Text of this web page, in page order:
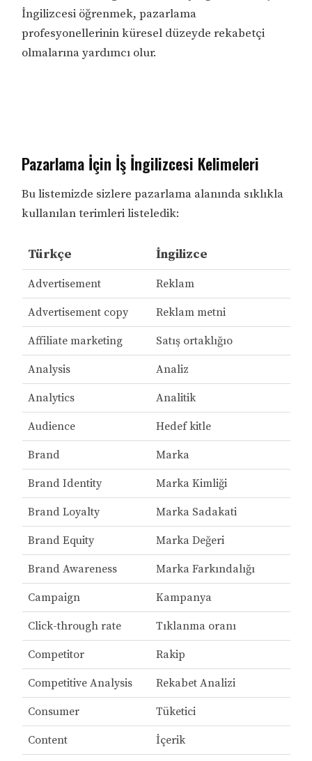
İngilizcesi öğrenmek, pazarlama
profesyonellerinin küresel düzeyde rekabetçi
olmalarına yardımcı olur.
Pazarlama İçin İş İngilizcesi Kelimeleri
Bu listemizde sizlere pazarlama alanında sıklıkla
kullanılan terimleri listeledik:
Türkçe İngilizce
Advertisement Reklam
Advertisement copy Reklam metni
Affiliate marketing Satış ortaklığıo
Analysis Analiz
Analytics Analitik
Audience Hedef kitle
Brand Marka
Brand Identity Marka Kimliği
Brand Loyalty Marka Sadakati
Brand Equity Marka Değeri
Brand Awareness Marka Farkındalığı
Campaign Kampanya
Click-through rate Tıklanma oranı
Competitor Rakip
Competitive Analysis Rekabet Analizi
Consumer Tüketici
Content İçerik